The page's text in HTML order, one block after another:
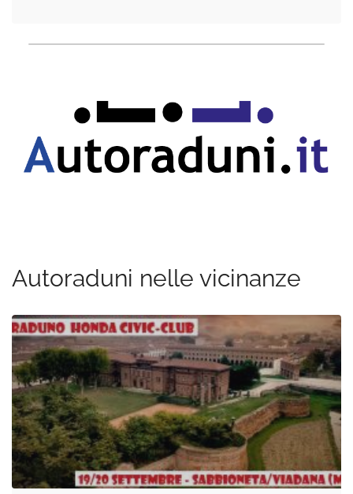
Autoraduni nelle vicinanze